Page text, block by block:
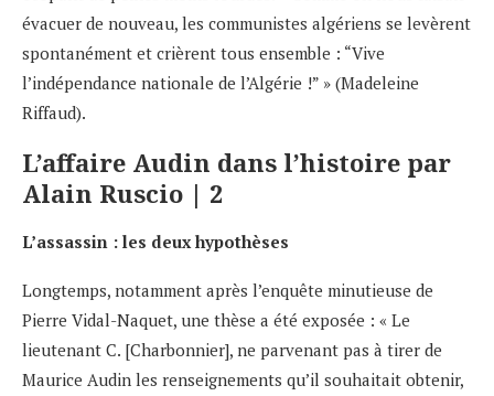
évacuer de nouveau, les communistes algériens se levèrent
spontanément et crièrent tous ensemble : “Vive
l’indépendance nationale de l’Algérie !” » (Madeleine
Riffaud).
L’affaire Audin dans l’histoire par
Alain Ruscio | 2
L’assassin : les deux hypothèses
Longtemps, notamment après l’enquête minutieuse de
Pierre Vidal-Naquet, une thèse a été exposée : « Le
lieutenant C. [Charbonnier], ne parvenant pas à tirer de
Maurice Audin les renseignements qu’il souhaitait obtenir,